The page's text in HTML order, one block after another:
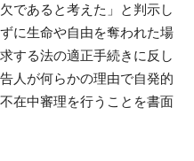
であると考えた」と判示し
に生命や自由を奪われた場
する法の適正手続きに反し
人が何らかの理由で自発的
在中審理を行うことを書面